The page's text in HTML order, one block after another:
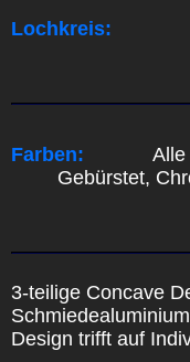
Lochkreis:
Farben:
Alle
Gebürstet,
3-teilige Concave
Design trifft auf